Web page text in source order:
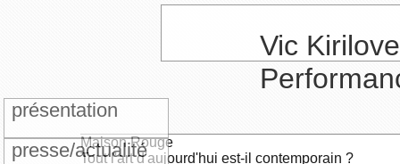
présentation
presse/actualité
Vic
Maison Rouge
Tout l'art d'aujourd'hui est-il contemporain ?